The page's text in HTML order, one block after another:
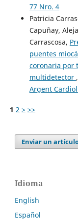
77 Nro. 4
Patricia
Capuñay,
Carrascosa,
puentes
coronaria por
multidetector ,
Argent
1 2 > >>
Enviar un
Idioma
English
Español